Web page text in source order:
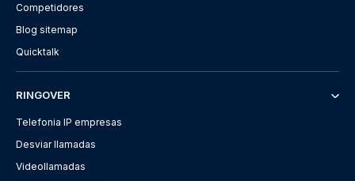
Competidores
Blog sitemap
Quicktalk
RINGOVER
Telefonia IP empresas
Desviar llamadas
Videollamadas